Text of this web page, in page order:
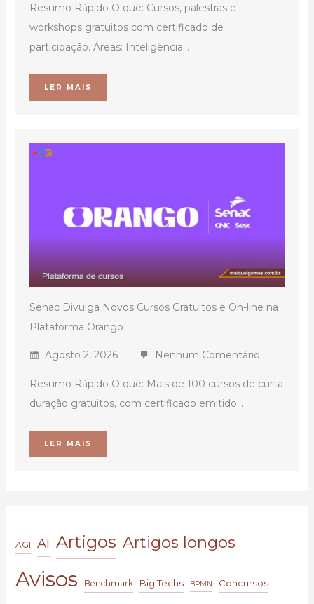
Resumo Rápido O quê: Cursos, palestras e
workshops gratuitos com certificado de
participação. Áreas: Inteligência...
LER MAIS
Senac Divulga Novos Cursos Gratuitos e On-line na
Plataforma Orango
Agosto 2, 2026 Nenhum Comentário
Resumo Rápido O quê: Mais de 100 cursos de curta
duração gratuitos, com certificado emitido...
LER MAIS
AGI AI Artigos Artigos longos
Avisos Benchmark Big Techs BPMN Concursos